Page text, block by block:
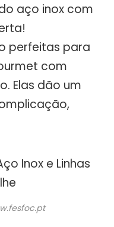
aço inox com
perfeitas para
com
Elas dão um